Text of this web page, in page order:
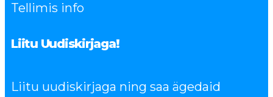
Tellimis info
Liitu Uudiskirjaga!
Liitu uudiskirjaga ning saa ägedaid